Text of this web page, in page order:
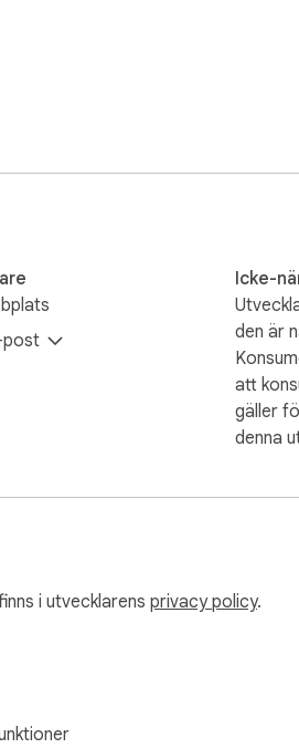
post
Icke-
den är
att
gäller
denna
i utvecklarens privacy policy.